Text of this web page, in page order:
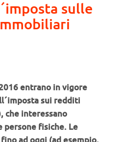
sulle
entrano in vigore
sui redditi
che interessano
persone fisiche. Le
ad oggi (ad esempio,